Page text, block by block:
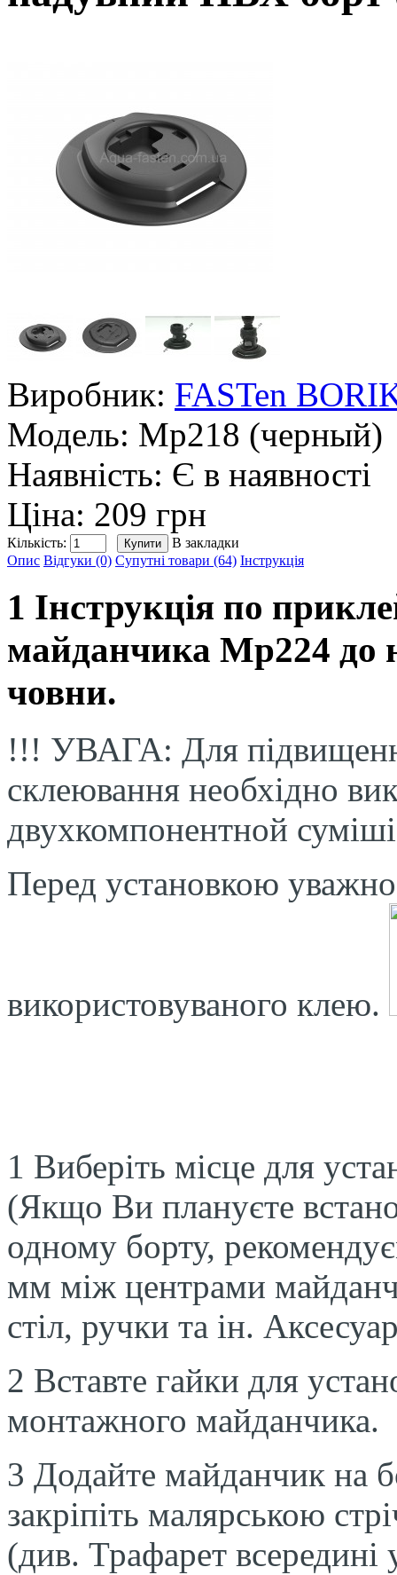
Виробник: FASTen
Модель: Mp218 (черный)
Наявність: Є в наявності
Ціна: 209 грн
Кількість:
В закладки
Опис Відгуки (0) Супутні товари (64) Інструкція
1 Інструкція по
майданчика Mp224 до
човни.
!!! УВАГА: Для
склеювання необхідно
двухкомпонентной
Перед установкою уважно
використовуваного клею.
1 Виберіть місце для
(Якщо Ви плануєте
одному борту,
мм між центрами
стіл, ручки та ін.
2 Вставте гайки для
монтажного майданчика.
3 Додайте майданчик на
закріпіть малярською
(див. Трафарет всередині